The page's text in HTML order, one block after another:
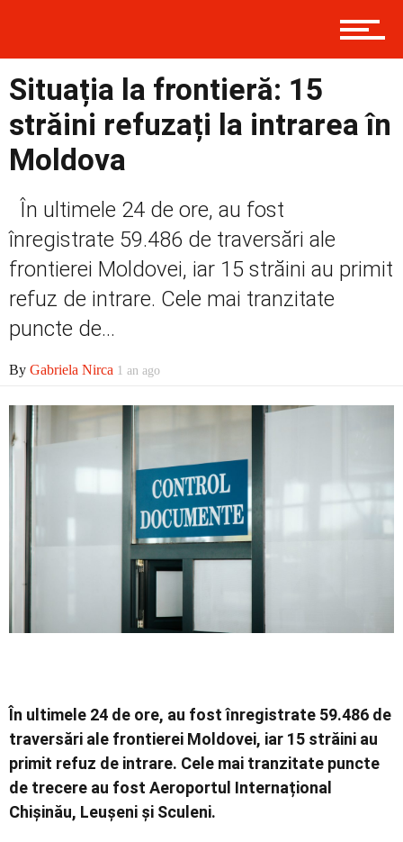
Prima
Politică
Externe
Social
Economic
Situația la frontieră: 15
străini refuzați la intrarea în
Moldova
În ultimele 24 de ore, au fost
înregistrate 59.486 de traversări ale
frontierei Moldovei, iar 15 străini au primit
refuz de intrare. Cele mai tranzitate
puncte de...
By Gabriela Nirca 1 an ago
În ultimele 24 de ore, au fost înregistrate 59.486 de
traversări ale frontierei Moldovei, iar 15 străini au
primit refuz de intrare. Cele mai tranzitate puncte
de trecere au fost Aeroportul Internațional
Chișinău, Leușeni și Sculeni.